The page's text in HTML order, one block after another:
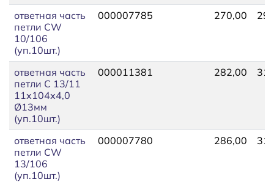
ответная часть
петли СW
10/106
(уп.10шт.)
000007785 270,00
ответная часть
петли С 13/11
11х104х4,0
Ø13мм
(уп.10шт.)
000011381 282,00
ответная часть
петли СW
13/106
(уп.10шт.)
000007780 286,00